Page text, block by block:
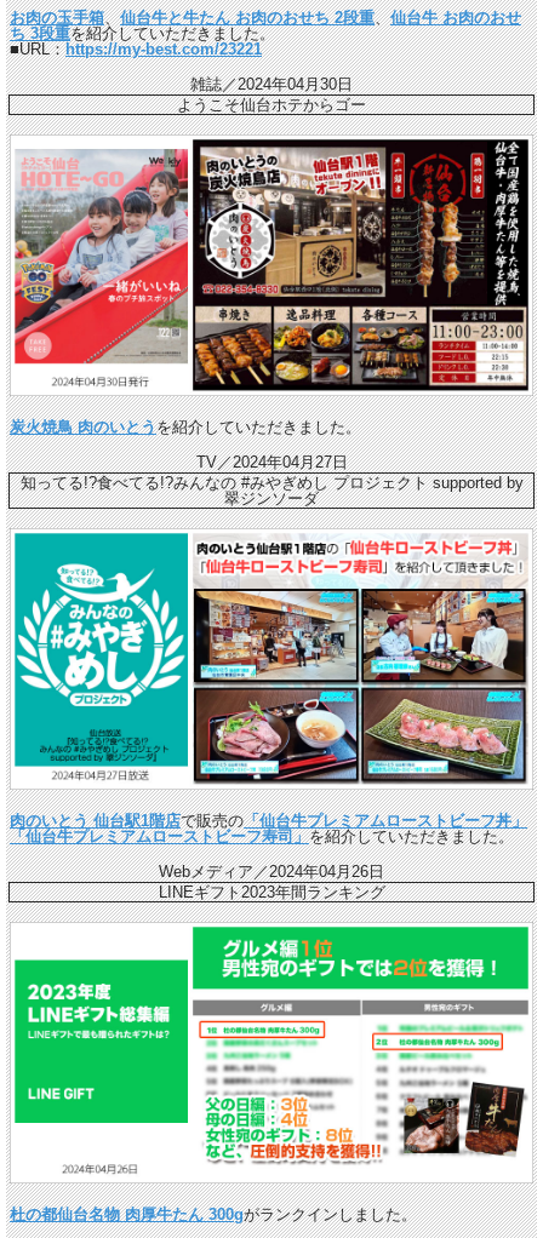
お肉の玉手箱、仙台牛と牛たん お肉のおせち 2段重、仙台牛 お肉のおせ
ち 3段重を紹介していただきました。
■URL：https://my-best.com/23221
雑誌／2024年04月30日
ようこそ仙台ホテからゴー
炭火焼鳥 肉のいとうを紹介していただきました。
TV／2024年04月27日
知ってる!?食べてる!?みんなの #みやぎめし プロジェクト supported by
翠ジンソーダ
肉のいとう 仙台駅1階店で販売の「仙台牛プレミアムローストビーフ丼」
「仙台牛プレミアムローストビーフ寿司」を紹介していただきました。
Webメディア／2024年04月26日
LINEギフト2023年間ランキング
杜の都仙台名物 肉厚牛たん 300gがランクインしました。